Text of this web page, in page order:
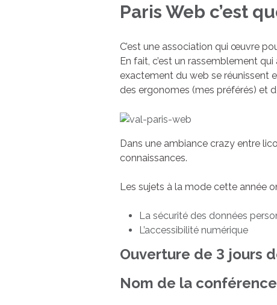
Paris Web c’est
C’est une association qui œuvre
En fait, c’est un rassemblement
exactement du web se réunissent
des ergonomes (mes préférés) et
Dans une ambiance crazy entre
connaissances.
Les sujets à la mode cette année
La sécurité des données
L’accessibilité numérique
Ouverture de 3 jours
Nom de la